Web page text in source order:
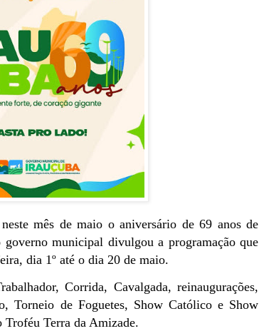
mês de maio o aniversário de 69 anos de
municipal divulgou a programação que
dia 1º até o dia 20 de maio.
Corrida, Cavalgada, reinaugurações,
Torneio de Foguetes, Show Católico e Show
Terra da Amizade.